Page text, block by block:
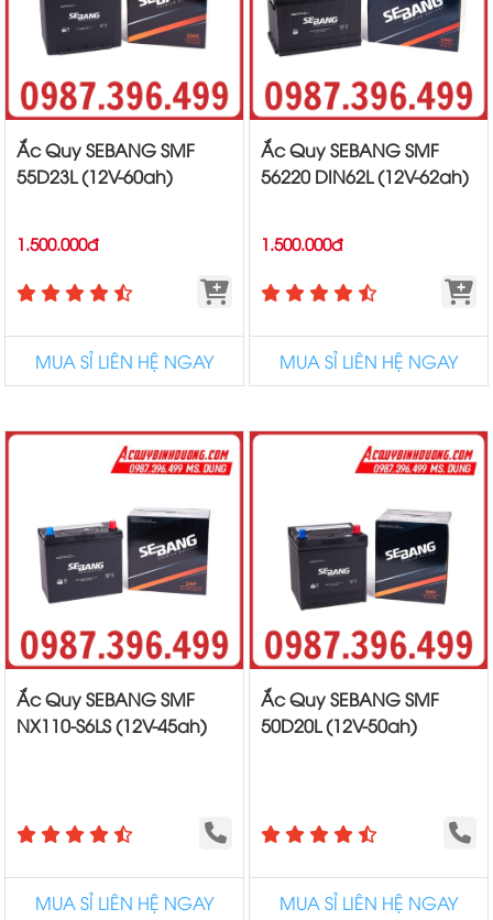
Ắc Quy SEBANG SMF
55D23L (12V-60ah)
1.500.000đ
MUA SỈ LIÊN HỆ NGAY
Ắc Quy SEBANG SMF
56220 DIN62L (12V-62ah)
1.500.000đ
MUA SỈ LIÊN HỆ NGAY
Ắc Quy SEBANG SMF
NX110-S6LS (12V-45ah)
MUA SỈ LIÊN HỆ NGAY
Ắc Quy SEBANG SMF
50D20L (12V-50ah)
MUA SỈ LIÊN HỆ NGAY